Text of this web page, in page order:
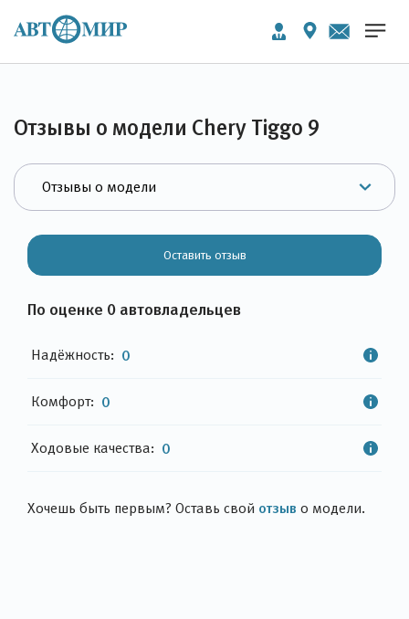
Отзывы о модели Chery Tiggo 9
Хочешь быть первым? Оставь свой отзыв о модели.
Оставить отзыв
По оценке 0 автовладельцев
Надёжность: 0
Комфорт: 0
Ходовые качества: 0